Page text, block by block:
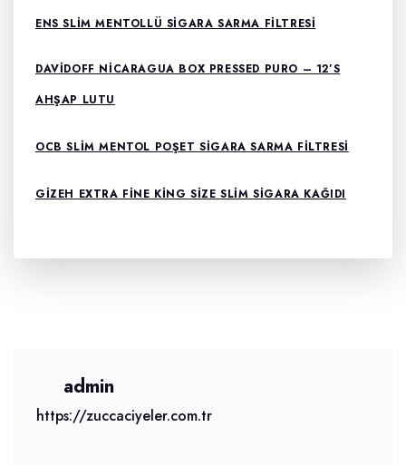
ENS SLIM MENTOLLÜ SIGARA SARMA FILTRESI
DAVIDOFF NICARAGUA BOX PRESSED PURO – 12’S
AHŞAP LUTU
OCB SLIM MENTOL POŞET SIGARA SARMA FILTRESI
GIZEH EXTRA FINE KING SIZE SLIM SIGARA KAĞIDI
admin
https://zuccaciyeler.com.tr